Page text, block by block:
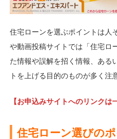
住宅ローンを選ぶポイントは人
や動画投稿サイトでは「住宅ロ
た情報や誤解を招く情報、ある
トを上げる目的のものが多く注
【お申込みサイトへのリンクは
住宅ローン選びの